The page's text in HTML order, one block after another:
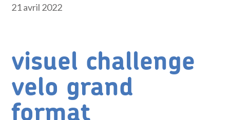
21 avril 2022
visuel challenge
velo grand
format